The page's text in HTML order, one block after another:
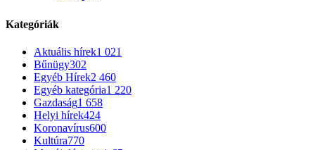
Kategóriák
Aktuális hírek1 021
Bűnügy302
Egyéb Hírek2 460
Egyéb kategória1 220
Gazdaság1 658
Helyi hírek424
Koronavírus600
Kultúra770